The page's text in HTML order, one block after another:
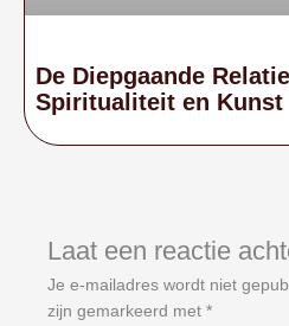
De Diepgaande
Spiritualiteit en Kunst
Laat een reactie
Je e-mailadres wordt niet
zijn gemarkeerd met *